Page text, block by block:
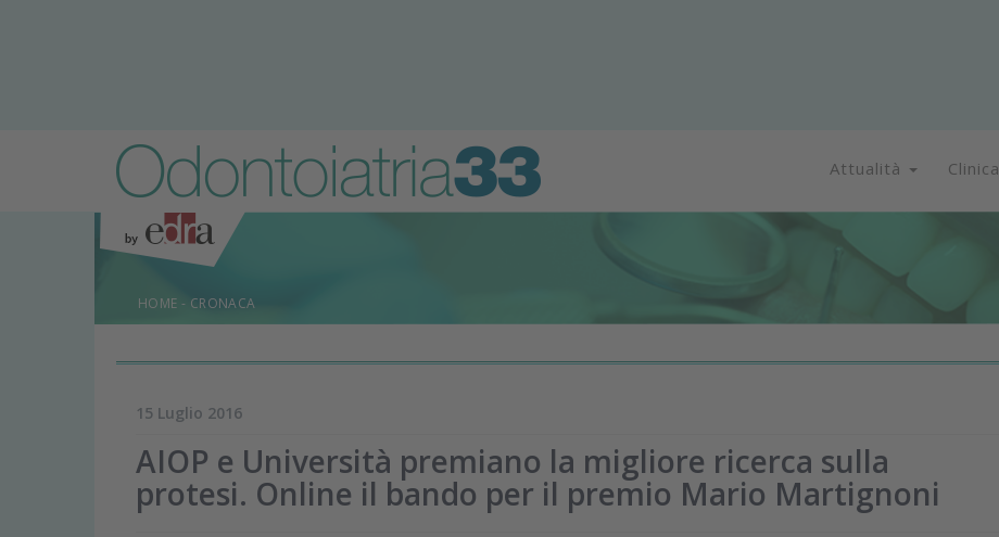
Attualità Clinica
HOME - CRONACA
15 Luglio 2016
AIOP e Università premiano la migliore ricerca sulla
protesi. Online il bando per il premio Mario Martignoni